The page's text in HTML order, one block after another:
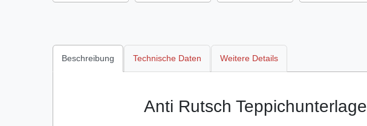
Beschreibung Technische Daten Weitere Details
Anti Rutsch Teppichunterlage